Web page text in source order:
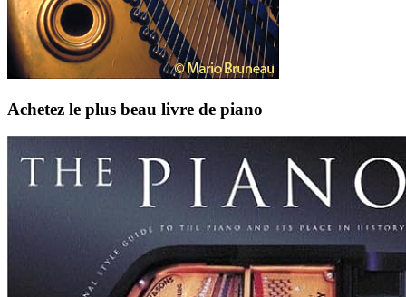
Achetez le plus beau livre de piano